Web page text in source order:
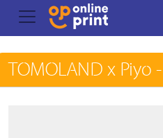
TOMOLAND x Piyo